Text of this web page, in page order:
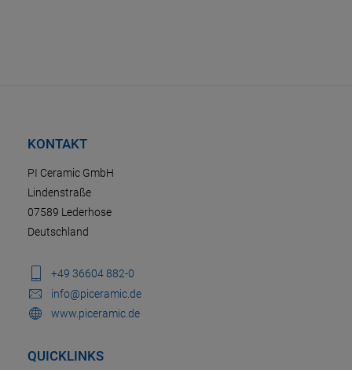
KONTAKT
PI Ceramic GmbH
Lindenstraße
07589 Lederhose
Deutschland
+49 36604 882-0
info@piceramic.de
www.piceramic.de
QUICKLINKS